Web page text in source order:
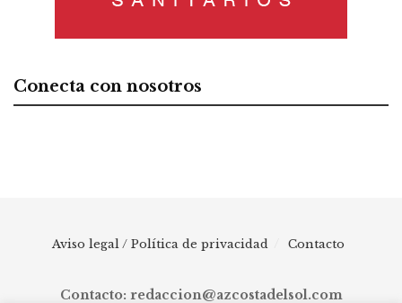
Conecta con nosotros
Aviso legal / Política de privacidad Contacto
Contacto: redaccion@azcostadelsol.com